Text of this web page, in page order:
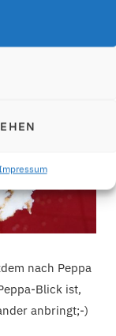
nach Peppa
Blick ist,
anbringt;-)